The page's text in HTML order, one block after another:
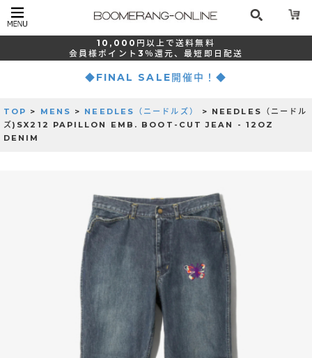
10,000 円以上で送料無料
会員様ポイント 3％還元、最短 即日配送
◆FINAL SALE開催中！◆
TOP > MENS > NEEDLES（ニードルズ）
> NEEDLES（ニードル
ズ)SX212 PAPILLON EMB. BOOT-CUT JEAN - 12OZ
DENIM